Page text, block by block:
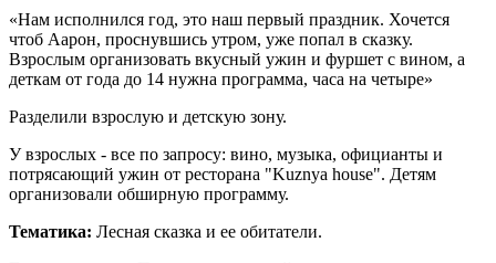
«Нам исполнился год, это наш первый праздник. Хочется
чтоб Аарон, проснувшись утром, уже попал в сказку.
Взрослым организовать вкусный ужин и фуршет с вином, а
деткам от года до 14 нужна программа, часа на четыре»
Разделили взрослую и детскую зону.
У взрослых - все по запросу: вино, музыка, официанты и
потрясающий ужин от ресторана "Kuznya house". Детям
организовали обширную программу.
Тематика: Лесная сказка и ее обитатели.